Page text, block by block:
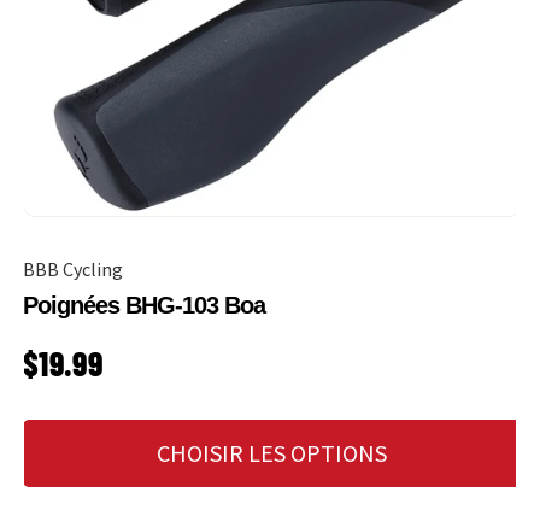
BBB Cycling
Poignées BHG-103 Boa
PRIX HABITUEL
$19.99
CHOISIR LES OPTIONS